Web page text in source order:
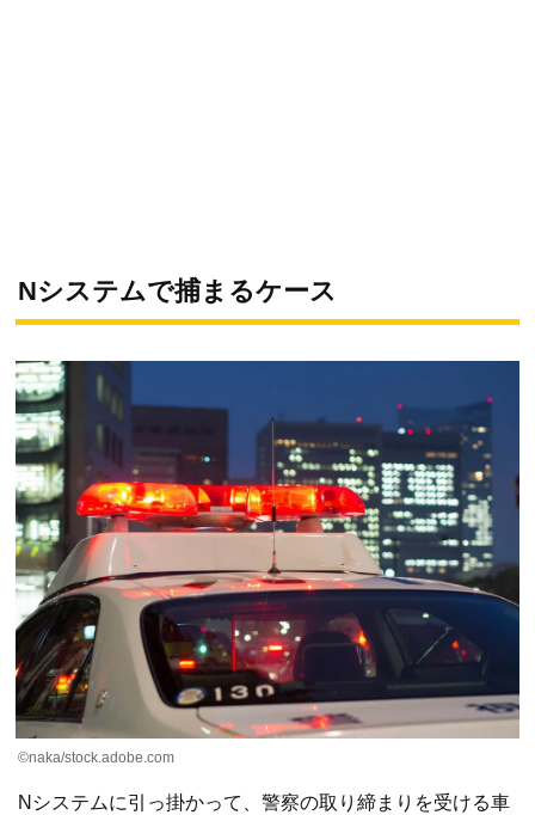
Nシステムで捕まるケース
©︎naka/stock.adobe.com
Nシステムに引っ掛かって、警察の取り締まりを受ける車